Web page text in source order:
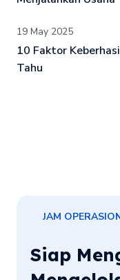
19 May 2025
10 Faktor
Tahu
JAM
Siap